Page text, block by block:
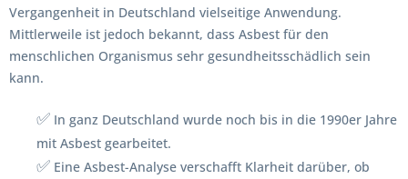
Vergangenheit in Deutschland vielseitige Anwendung.
Mittlerweile ist jedoch bekannt, dass Asbest für den
menschlichen Organismus sehr gesundheitsschädlich sein
kann.
✅ In ganz Deutschland wurde noch bis in die 1990er Jahre
mit Asbest gearbeitet.
✅ Eine Asbest-Analyse verschafft Klarheit darüber, ob